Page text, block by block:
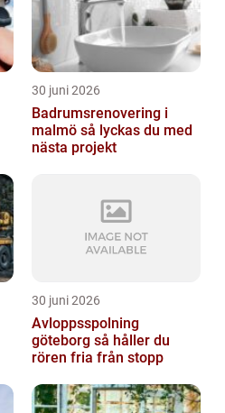
30 juni 2026
Badrumsrenovering i
malmö så lyckas du med
nästa projekt
30 juni 2026
Avloppsspolning
göteborg så håller du
rören fria från stopp